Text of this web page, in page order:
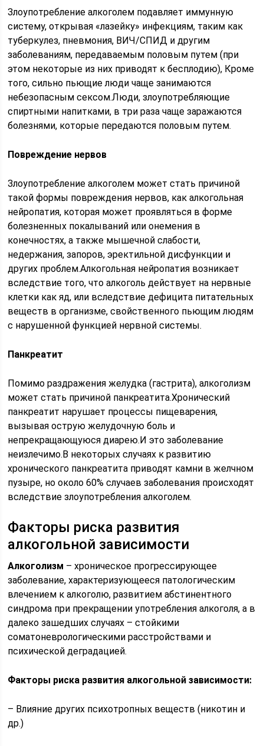
Злоупотребление алкоголем подавляет иммунную
систему, открывая «лазейку» инфекциям, таким как
туберкулез, пневмония, ВИЧ/СПИД и другим
заболеваниям, передаваемым половым путем (при
этом некоторые из них приводят к бесплодию), Кроме
того, сильно пьющие люди чаще занимаются
небезопасным сексом.Люди, злоупотребляющие
спиртными напитками, в три раза чаще заражаются
болезнями, которые передаются половым путем.
Повреждение нервов
Злоупотребление алкоголем может стать причиной
такой формы повреждения нервов, как алкогольная
нейропатия, которая может проявляться в форме
болезненных покалываний или онемения в
конечностях, а также мышечной слабости,
недержания, запоров, эректильной дисфункции и
других проблем.Алкогольная нейропатия возникает
вследствие того, что алкоголь действует на нервные
клетки как яд, или вследствие дефицита питательных
веществ в организме, свойственного пьющим людям
с нарушенной функцией нервной системы.
Панкреатит
Помимо раздражения желудка (гастрита), алкоголизм
может стать причиной панкреатита.Хронический
панкреатит нарушает процессы пищеварения,
вызывая острую желудочную боль и
непрекращающуюся диарею.И это заболевание
неизлечимо.В некоторых случаях к развитию
хронического панкреатита приводят камни в желчном
пузыре, но около 60% случаев заболевания происходят
вследствие злоупотребления алкоголем.
Факторы риска развития
алкогольной зависимости
Алкоголизм – хроническое прогрессирующее
заболевание, характеризующееся патологическим
влечением к алкоголю, развитием абстинентного
синдрома при прекращении употребления алкоголя, а в
далеко зашедших случаях – стойкими
соматоневрологическими расстройствами и
психической деградацией.
Факторы риска развития алкогольной зависимости:
– Влияние других психотропных веществ (никотин и
др.)